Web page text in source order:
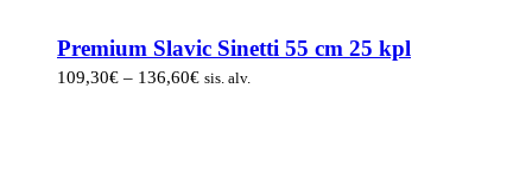
Premium Slavic Sinetti 55 cm 25 kpl
109,30€ – 136,60€Hintaluokka:
sis. alv.